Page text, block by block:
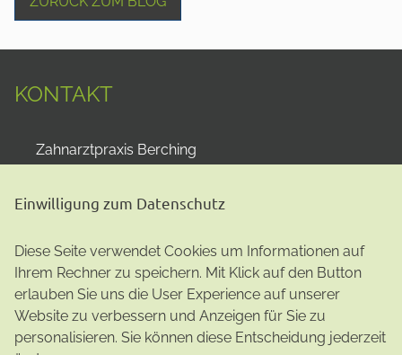
KONTAKT
Zahnarztpraxis Berching
92334 Berching
info@zahnarzt-berching.de
Impressum |Datenschutz
Einwilligung zum Datenschutz
Diese Seite verwendet Cookies um Informationen auf
Ihrem Rechner zu speichern. Mit Klick auf den Button
erlauben Sie uns die User Experience auf unserer
Website zu verbessern und Anzeigen für Sie zu
personalisieren. Sie können diese Entscheidung jederzeit